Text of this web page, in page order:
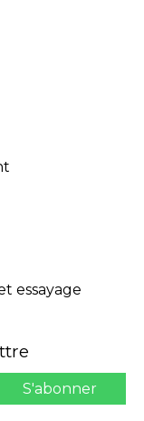
essayage
S'abonner